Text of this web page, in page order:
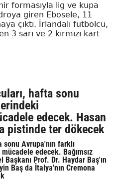
formasıyla lig ve kupa
giren Ebosele, 11
çıktı. İrlandalı futbolcu,
3 sarı ve 2 kırmızı kart
hafta sonu
edecek. Hasan
pistinde ter dökecek
Avrupa'nın farklı
edecek. Bağımsız
Prof. Dr. Haydar Baş'ın
Baş da İtalya'nın Cremona